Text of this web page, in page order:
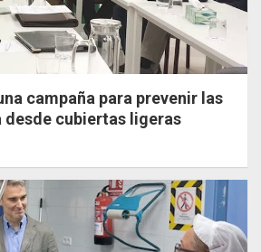
campaña para prevenir las
desde cubiertas ligeras